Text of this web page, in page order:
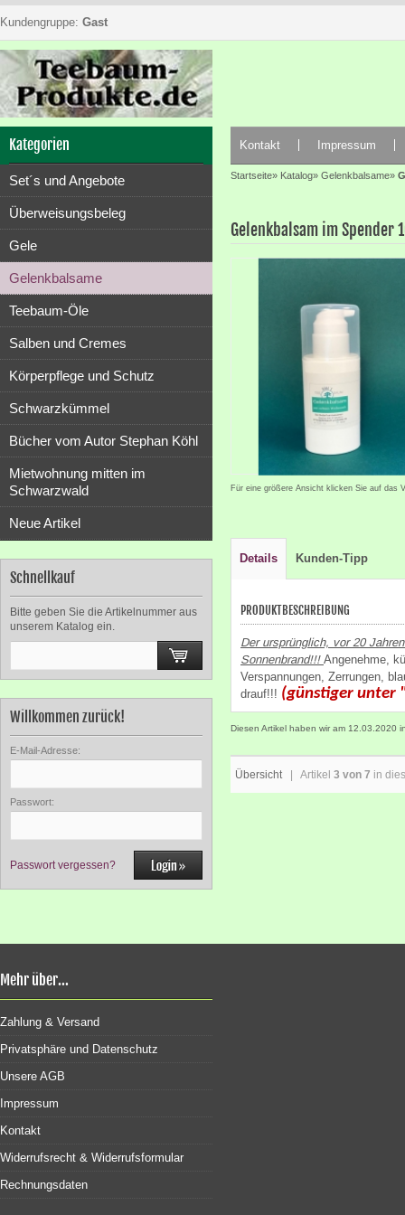
Kundengruppe: Gast
Kategorien
Set´s und Angebote
Überweisungsbeleg
Gele
Gelenkbalsame
Teebaum-Öle
Salben und Cremes
Körperpflege und Schutz
Schwarzkümmel
Bücher vom Autor Stephan Köhl
Mietwohnung mitten im
Schwarzwald
Neue Artikel
Schnellkauf
Bitte geben Sie die Artikelnummer aus
unserem Katalog ein.
Willkommen zurück!
E-Mail-Adresse:
Passwort:
Passwort vergessen?
Kontakt Impressum
Startseite» Katalog» Gelenkbalsame»
Gelenkbalsam im
Für eine größere Ansicht klicken Sie auf das
Details Kunden-Tipp
PRODUKTBESCHREIBUNG
Der ursprünglich, vor 20
Sonnenbrand!!! Angenehme,
Verspannungen, Zerrungen,
drauf!!! (günstiger unter
Diesen Artikel haben wir am 12.03.2020
Übersicht| Artikel 3 von 7 in
Mehr über...
Zahlung & Versand
Privatsphäre und Datenschutz
Unsere AGB
Impressum
Kontakt
Widerrufsrecht & Widerrufsformular
Rechnungsdaten